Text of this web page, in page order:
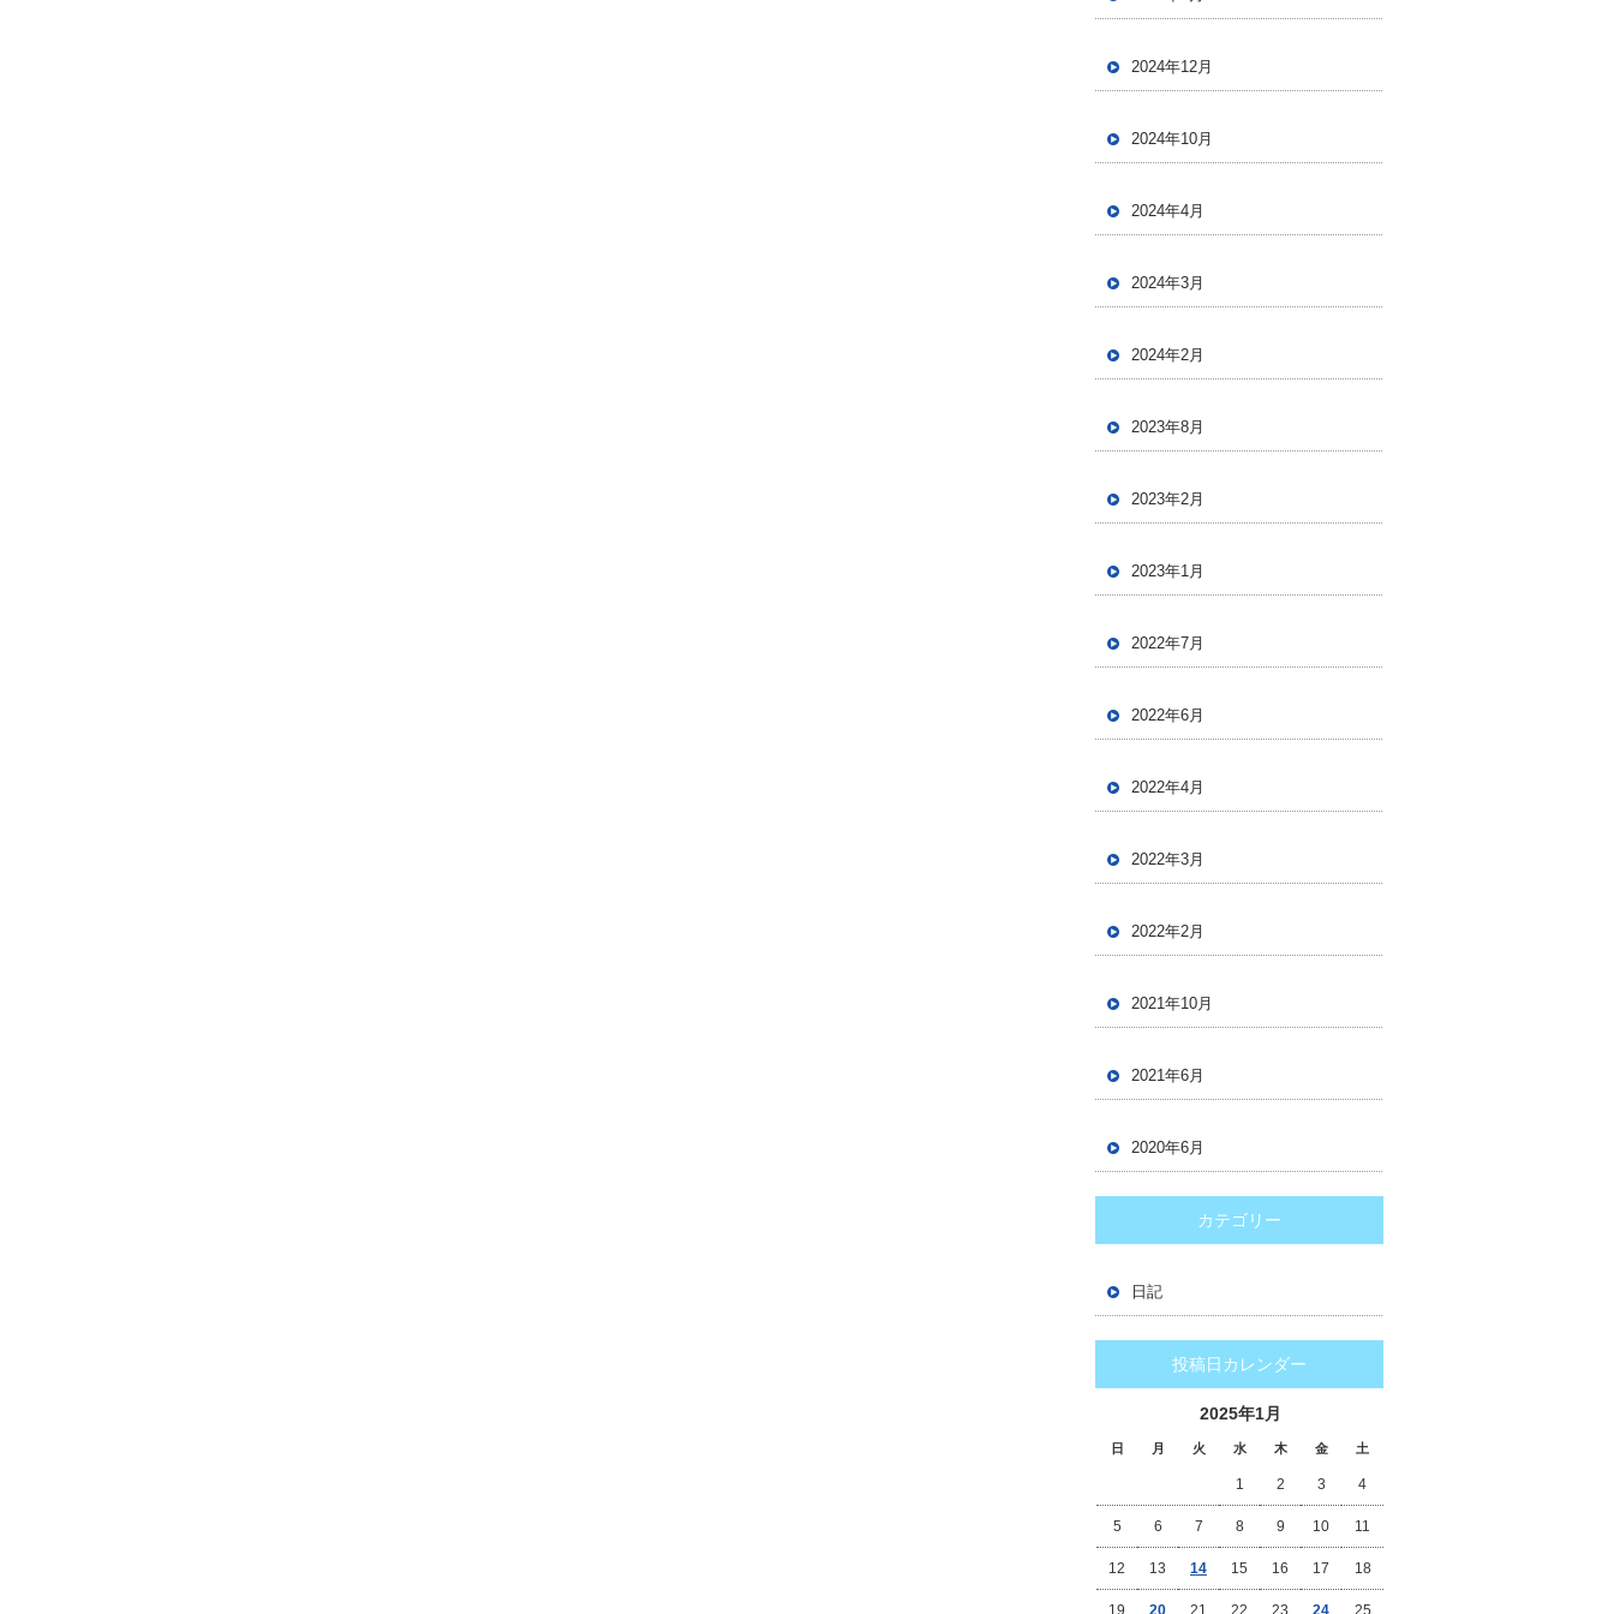
2024年12月
2024年10月
2024年4月
2024年3月
2024年2月
2023年8月
2023年2月
2023年1月
2022年7月
2022年6月
2022年4月
2022年3月
2022年2月
2021年10月
2021年6月
2020年6月
カテゴリー
日記
投稿日カレンダー
2025年1月
日 月 火 水 木 金 土
1 2 3 4
5 6 7 8 9 10 11
12 13 14 15 16 17 18
19 20 21 22 23 24 25